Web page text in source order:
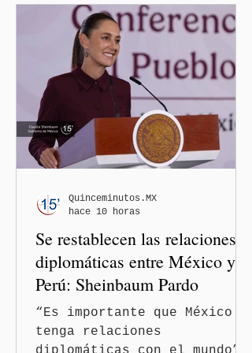
Se restablecen las relaciones
diplomáticas entre México y
Perú: Sheinbaum Pardo
“Es importante que México
tenga relaciones
Quinceminutos.MX
hace 10 horas